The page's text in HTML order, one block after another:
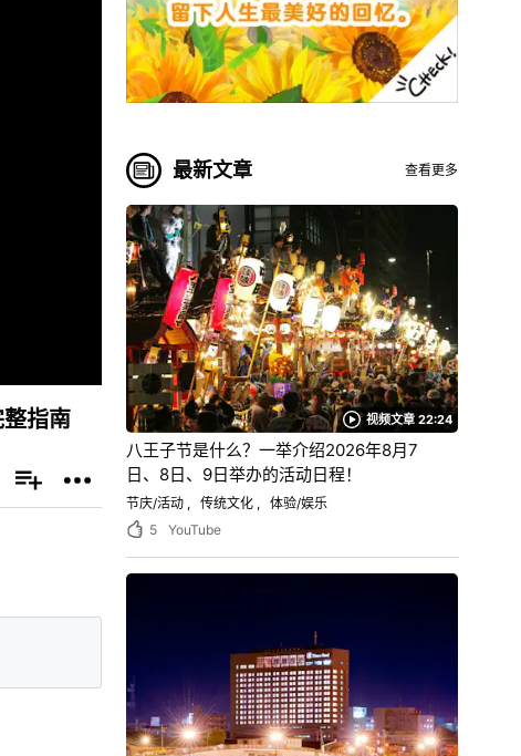
指南
最新文章 查看更多
视频文章 22:24
八王子节是什么？一举介绍2026年8月7
日、8日、9日举办的活动日程！
节庆/活动 传统文化
体验/娱乐
5
YouTube